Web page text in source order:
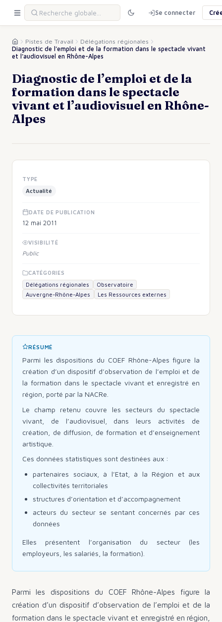
Se connecter
Pistes de Travail
Délégations régionales
Diagnostic de l’emploi et de la formation dans le spectacle vivant
et l’audiovisuel en Rhône-Alpes
Diagnostic de l’emploi et de la
formation dans le spectacle
vivant et l’audiovisuel en Rhône-
Alpes
RÉSUMÉ
Parmi les dispositions du COEF Rhône-Alpes figure la
création d’un dispositif d’observation de l’emploi et de
la formation dans le spectacle vivant et enregistré en
région, porté par la NACRe.
Le champ retenu couvre les secteurs du spectacle
vivant, de l’audiovisuel, dans leurs activités de
création, de diffusion, de formation et d’enseignement
artistique.
Ces données statistiques sont destinées aux :
partenaires sociaux, à l’Etat, à la Région et aux
collectivités territoriales
structures d’orientation et d’accompagnement
acteurs du secteur se sentant concernés par ces
données
Elles présentent l’organisation du secteur (les
employeurs, les salariés, la formation).
Parmi les dispositions du COEF Rhône-Alpes figure la
création d’un dispositif d’observation de l’emploi et de la
formation dans le spectacle vivant et enregistré en région,
TYPE
Actualité
DATE DE PUBLICATION
12 mai 2011
VISIBILITÉ
Public
CATÉGORIES
Délégations régionales
Observatoire
Auvergne-Rhône-Alpes
Les Ressources externes